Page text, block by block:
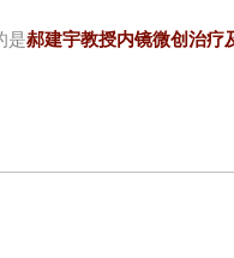
是郝建宇教授内镜微创治疗